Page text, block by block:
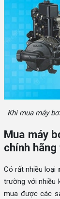
Khi mua máy
Mua máy
chính
Có rất nhiều loại
trường với nhiều
mua được các